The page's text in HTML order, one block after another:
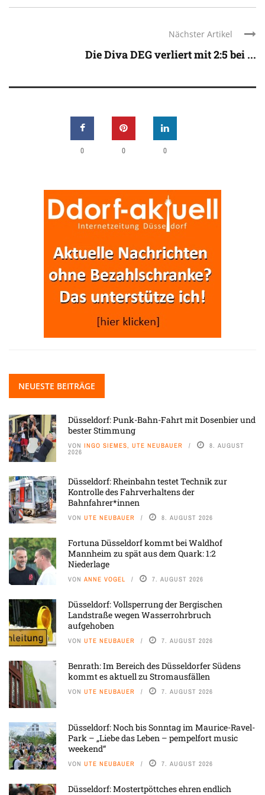
Nächster Artikel
Die Diva DEG verliert mit 2:5 bei ...
0 0 0
NEUESTE BEITRÄGE
Düsseldorf: Punk-Bahn-Fahrt mit Dosenbier und
bester Stimmung
VON INGO SIEMES, UTE NEUBAUER 8. AUGUST
2026
Düsseldorf: Rheinbahn testet Technik zur
Kontrolle des Fahrverhaltens der
Bahnfahrer*innen
VON UTE NEUBAUER 8. AUGUST 2026
Fortuna Düsseldorf kommt bei Waldhof
Mannheim zu spät aus dem Quark: 1:2
Niederlage
VON ANNE VOGEL 7. AUGUST 2026
Düsseldorf: Vollsperrung der Bergischen
Landstraße wegen Wasserrohrbruch
aufgehoben
VON UTE NEUBAUER 7. AUGUST 2026
Benrath: Im Bereich des Düsseldorfer Südens
kommt es aktuell zu Stromausfällen
VON UTE NEUBAUER 7. AUGUST 2026
Düsseldorf: Noch bis Sonntag im Maurice-Ravel-
Park – „Liebe das Leben – pempelfort music
weekend“
VON UTE NEUBAUER 7. AUGUST 2026
Düsseldorf: Mostertpöttches ehren endlich